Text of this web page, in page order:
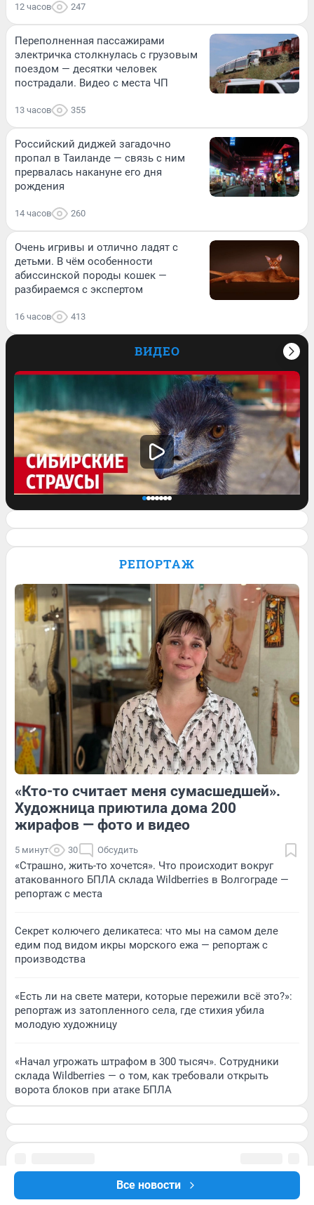
Все новости
12 часов 247
Переполненная пассажирами
электричка столкнулась с грузовым
поездом — десятки человек
пострадали. Видео с места ЧП
13 часов 355
Российский диджей загадочно
пропал в Таиланде — связь с ним
прервалась накануне его дня
рождения
14 часов 260
Очень игривы и отлично ладят с
детьми. В чём особенности
абиссинской породы кошек —
разбираемся с экспертом
16 часов 413
ВИДЕО
выращивать страусов. Видео
Обсудить
Обсудить Обсудить
1 Обсудить 4 Обсудить
РЕПОРТАЖ
«Кто-то считает меня сумасшедшей».
Художница приютила дома 200
жирафов — фото и видео
5 минут 30 Обсудить
«Страшно, жить-то хочется». Что происходит вокруг
атакованного БПЛА склада Wildberries в Волгограде —
репортаж с места
Секрет колючего деликатеса: что мы на самом деле
едим под видом икры морского ежа — репортаж с
производства
«Есть ли на свете матери, которые пережили всё это?»:
репортаж из затопленного села, где стихия убила
молодую художницу
«Начал угрожать штрафом в 300 тысяч». Сотрудники
склада Wildberries — о том, как требовали открыть
ворота блоков при атаке БПЛА